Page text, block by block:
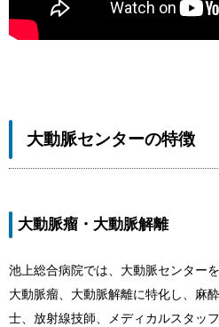
大動脈センターの特徴
大動脈瘤・大動脈解離
池上総合病院では、大動脈センター
大動脈瘤、大動脈解離に特化し、麻
士、放射線技師、メディカルスタッ